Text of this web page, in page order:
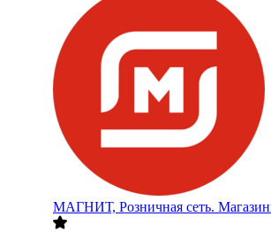
МАГНИТ, Розничная сеть.